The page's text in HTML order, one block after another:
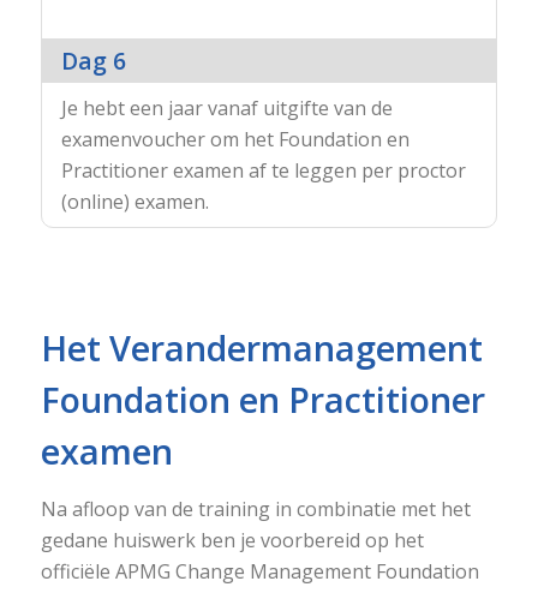
Dag 6
Je hebt een jaar vanaf uitgifte van de
examenvoucher om het Foundation en
Practitioner examen af te leggen per proctor
(online) examen.
Het Verandermanagement
Foundation en Practitioner
examen
Na afloop van de training in combinatie met het
gedane huiswerk ben je voorbereid op het
officiële APMG Change Management Foundation